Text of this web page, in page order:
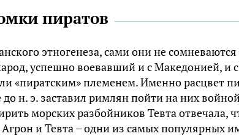
пиратов
этногенеза, сами они не
успешно воевавший и с Македонией, и
«пиратским» племенем. Именно расцвет
до н. э. заставил римлян пойти на них
морских разбойников Тевта отвечала,
и Тевта – одни из самых популярных